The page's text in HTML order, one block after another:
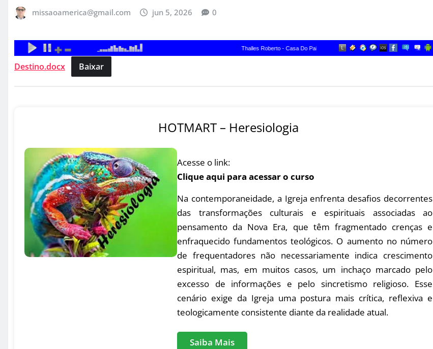
missaoamerica@gmail.com jun 5, 2026 0
Destino.docx Baixar
HOTMART – Heresiologia
Acesse o link:
Clique aqui para acessar o curso
Na contemporaneidade, a Igreja enfrenta desafios decorrentes
das transformações culturais e espirituais associadas ao
pensamento da Nova Era, que têm fragmentado crenças e
enfraquecido fundamentos teológicos. O aumento no número
de frequentadores não necessariamente indica crescimento
espiritual, mas, em muitos casos, um inchaço marcado pelo
excesso de informações e pelo sincretismo religioso. Esse
cenário exige da Igreja uma postura mais crítica, reflexiva e
teologicamente consistente diante da realidade atual.
Saiba Mais